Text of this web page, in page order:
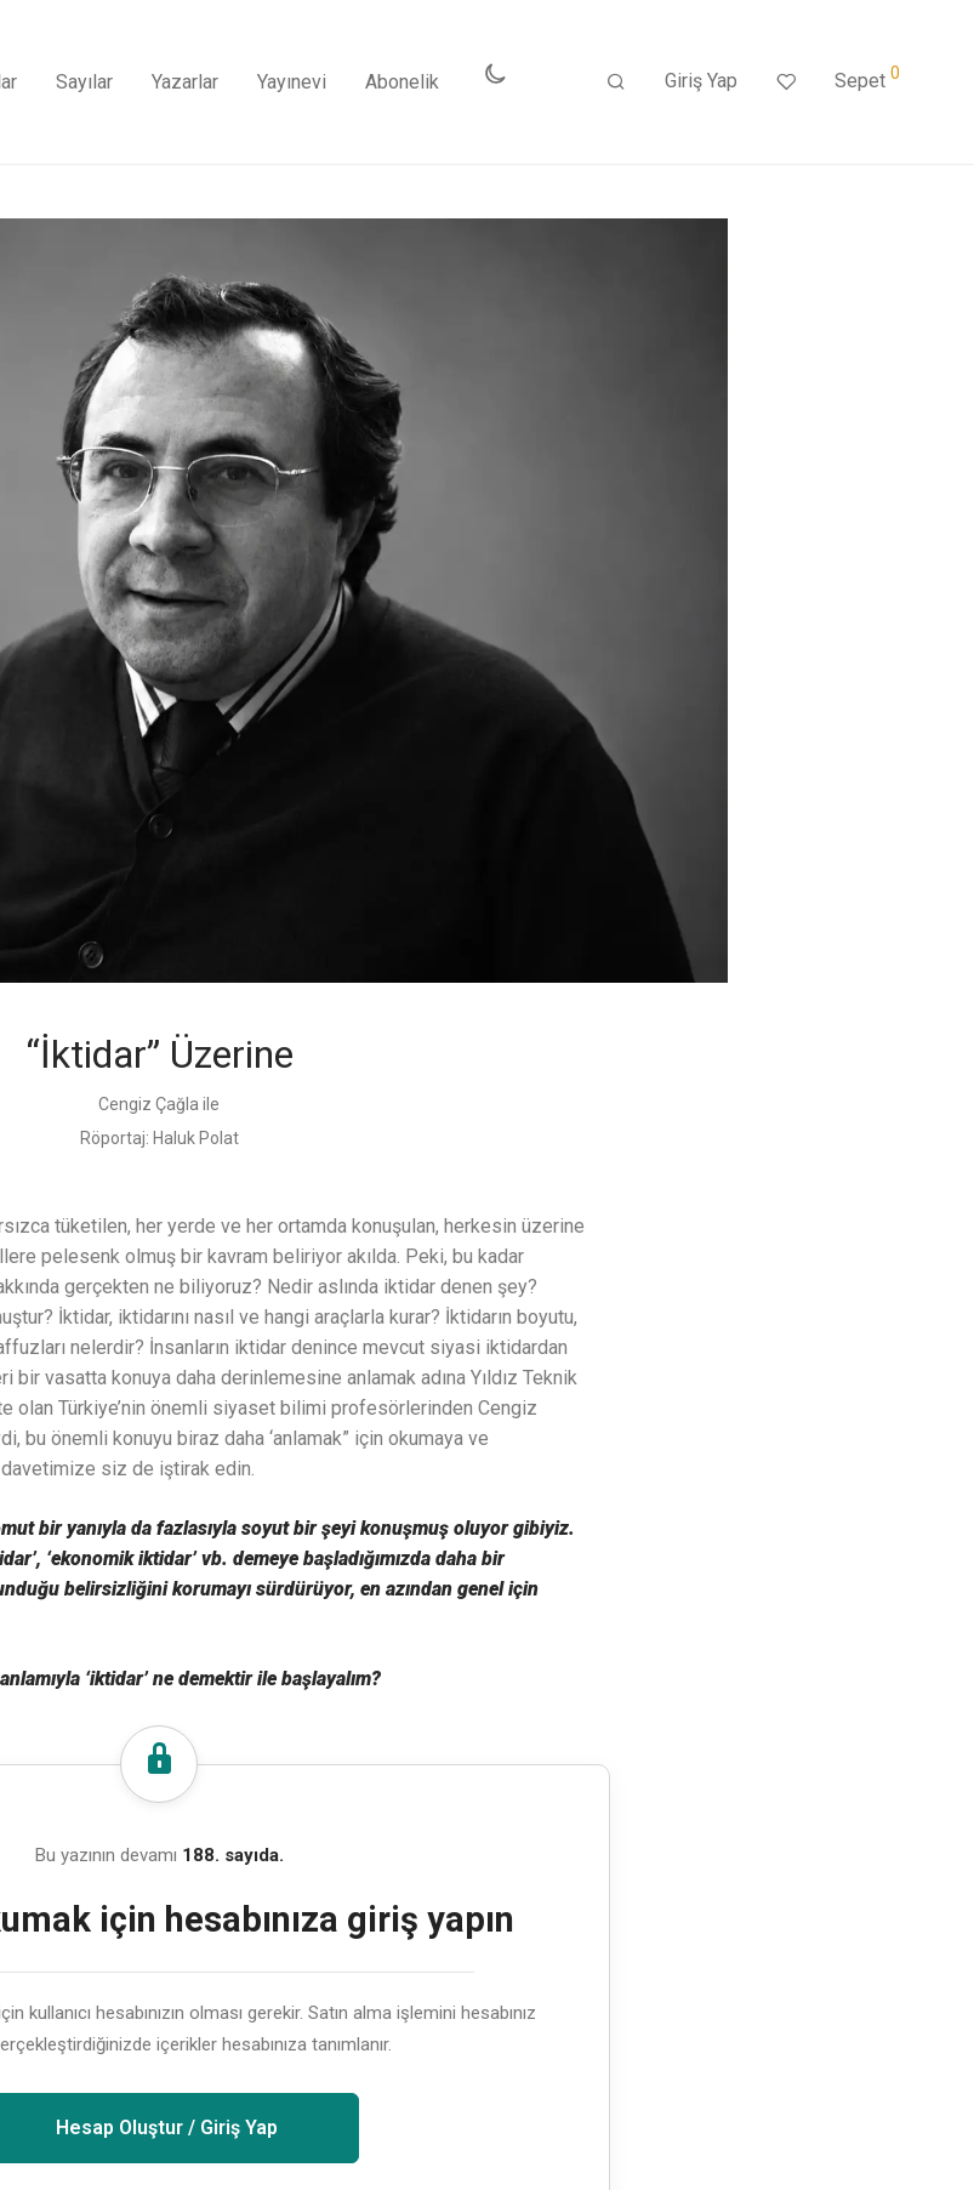
Sayılar Yazarlar Yayınevi Abonelik Giriş Yap Sepet 0
“İktidar” Üzerine
Cengiz Çağla ile
Röportaj: Haluk Polat
tüketilen, her yerde ve her ortamda konuşulan, herkesin üzerine
pelesenk olmuş bir kavram beliriyor akılda. Peki, bu kadar
gerçekten ne biliyoruz? Nedir aslında iktidar denen şey?
İktidar, iktidarını nasıl ve hangi araçlarla kurar? İktidarın boyutu,
nelerdir? İnsanların iktidar denince mevcut siyasi iktidardan
vasatta konuya daha derinlemesine anlamak adına Yıldız Teknik
olan Türkiye’nin önemli siyaset bilimi profesörlerinden Cengiz
bu önemli konuyu biraz daha ‘anlamak” için okumaya ve
davetimize siz de iştirak edin.
bir yanıyla da fazlasıyla soyut bir şeyi konuşmuş oluyor gibiyiz.
‘ekonomik iktidar’ vb. demeye başladığımızda daha bir
belirsizliğini korumayı sürdürüyor, en azından genel için
‘iktidar’ ne demektir ile başlayalım?
Bu yazının devamı 188. sayıda.
için hesabınıza giriş yapın
kullanıcı hesabınızın olması gerekir. Satın alma işlemini hesabınız
içerikler hesabınıza tanımlanır.
Hesap Oluştur / Giriş Yap